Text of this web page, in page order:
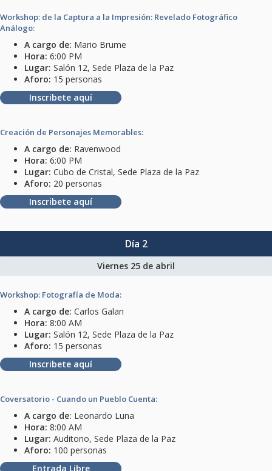
Workshop: de la Captura a la Impresión: Revelado Fotográfico
Análogo:
A cargo de: Mario Brume
Hora: 6:00 PM
Lugar: Salón 12, Sede Plaza de la Paz
Aforo: 15 personas
Inscribete aquí
Creación de Personajes Memorables:
A cargo de: Ravenwood
Hora: 6:00 PM
Lugar: Cubo de Cristal, Sede Plaza de la Paz
Aforo: 20 personas
Inscribete aquí
Día 2
Viernes 25 de abril
Workshop: Fotografía de Moda:
A cargo de: Carlos Galan
Hora: 8:00 AM
Lugar: Salón 12, Sede Plaza de la Paz
Aforo: 15 personas
Inscribete aquí
Coversatorio - Cuando un Pueblo Cuenta:
A cargo de: Leonardo Luna
Hora: 8:00 AM
Lugar: Auditorio, Sede Plaza de la Paz
Aforo: 100 personas
Entrada Libre